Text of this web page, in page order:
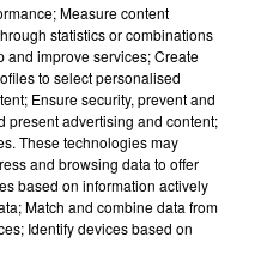
par nos confrères, «
libres en septembre
tango sur la Une à
rendez-vous.
pour une nouvelle
le rôle de coach et
Lanta a d’ores et déjà
Measure content
statistics or combinations
and improve services; Create
to select personalised
Ensure security, prevent and
present advertising and content;
These technologies may
and browsing data to offer
based on information actively
Match and combine data from
Identify devices based on